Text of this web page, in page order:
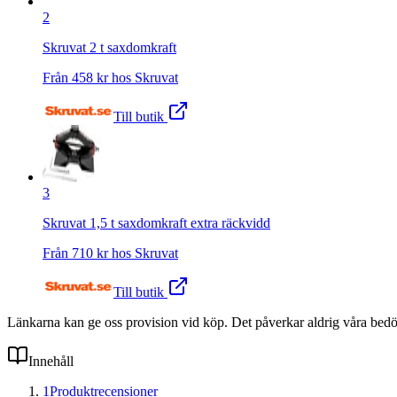
2
Skruvat 2 t saxdomkraft
Från 458 kr hos Skruvat
Till butik
3
Skruvat 1,5 t saxdomkraft extra räckvidd
Från 710 kr hos Skruvat
Till butik
Länkarna kan ge oss provision vid köp. Det påverkar aldrig våra
Innehåll
1Produktrecensioner